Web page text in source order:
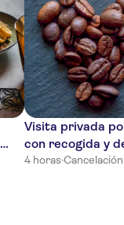
Visita privada
con recogida y
4 horas·